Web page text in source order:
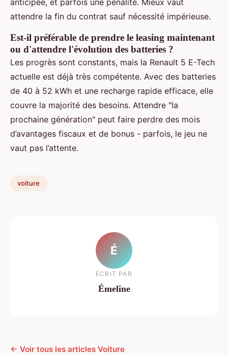
attendre la fin du contrat sauf nécessité impérieuse.
Est-il préférable de prendre le leasing maintenant
ou d'attendre l'évolution des batteries ?
Les progrès sont constants, mais la Renault 5 E-Tech
actuelle est déjà très compétente. Avec des batteries
de 40 à 52 kWh et une recharge rapide efficace, elle
couvre la majorité des besoins. Attendre "la
prochaine génération" peut faire perdre des mois
d’avantages fiscaux et de bonus - parfois, le jeu ne
vaut pas l’attente.
voiture
É
ECRIT PAR
Émeline
← Voir tous les articles Voiture